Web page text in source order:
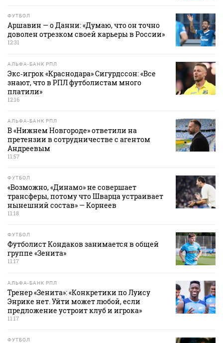
ФУТБОЛ
Аршавин — о Данни: «Думаю, что он точно
доволен отрезком своей карьеры в России»
12:31
АЛЬФА-БАНК РПЛ
Экс‑игрок «Краснодара» Сигурдссон: «Все
знают, что в РПЛ футболистам много
платили»
12:16
АЛЬФА-БАНК РПЛ
В «Нижнем Новгороде» ответили на
претензии в сотрудничестве с агентом
Андреевым
11:57
ФУТБОЛ
«Возможно, «Динамо» не совершает
трансферы, потому что Шварца устраивает
нынешний состав» — Корнеев
11:18
ФУТБОЛ
Футболист Кондаков занимается в общей
группе «Зенита»
11:17
АЛЬФА-БАНК РПЛ
Тренер «Зенита»: «Конкретики по Луису
Энрике нет. Уйти может любой, если
предложение устроит клуб и игрока»
11:17
ФУТБОЛ